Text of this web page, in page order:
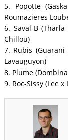
5. Popotte
Roumazieres
6. Saval-B
Chillou)
7. Rubis
Lavauguyon)
8. Plume
9. Roc-Sissy (Lee